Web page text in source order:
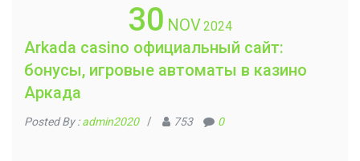
30 NOV2024
Arkada casino официальный сайт:
бонусы, игровые автоматы в казино
Аркада
Posted By :admin2020 / 753 0